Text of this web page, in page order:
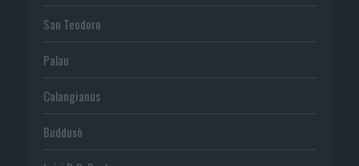
San Teodoro
Palau
Calangianus
Buddusò